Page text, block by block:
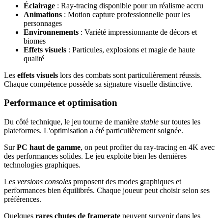
Éclairage : Ray-tracing disponible pour un réalisme accru
Animations : Motion capture professionnelle pour les
personnages
Environnements : Variété impressionnante de décors et
biomes
Effets visuels : Particules, explosions et magie de haute
qualité
Les effets visuels lors des combats sont particulièrement réussis.
Chaque compétence possède sa signature visuelle distinctive.
Performance et optimisation
Du côté technique, le jeu tourne de manière stable sur toutes les
plateformes. L'optimisation a été particulièrement soignée.
SurPC haut de gamme, on peut profiter du ray-tracing en 4K avec
des performances solides. Le jeu exploite bien les dernières
technologies graphiques.
Les versions consoles proposent des modes graphiques et
performances bien équilibrés. Chaque joueur peut choisir selon ses
préférences.
Quelques rares chutes de framerate peuvent survenir dans les